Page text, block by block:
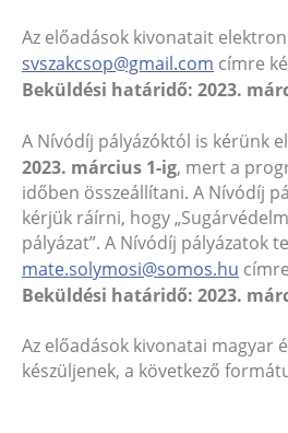
Az előadások kivonatait
svszakcsop@gmail.com címre
Beküldési határidő: 2023.
A Nívódíj pályázóktól is kérünk
2023. március 1-ig, mert a
időben összeállítani. A Nívódíj
kérjük ráírni, hogy
pályázat”. A Nívódíj pályázatok
mate.solymosi@somos.hu
Beküldési határidő: 2023.
Az előadások kivonatai magyar
készüljenek, a következő